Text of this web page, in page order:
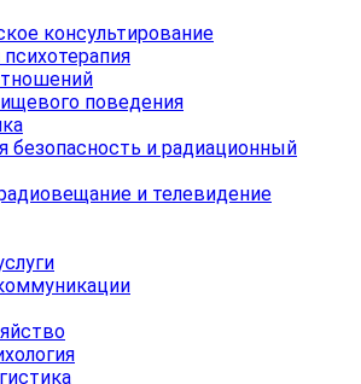
консультирование
поведения
безопасность и радиационный
и телевидение